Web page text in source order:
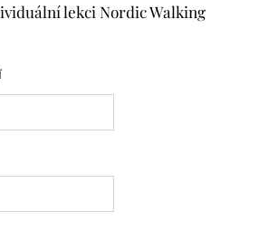
lekci Nordic Walking